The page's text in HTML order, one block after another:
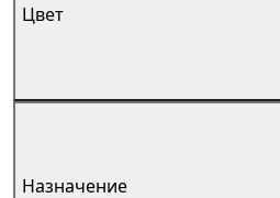
Цвет
Назначение